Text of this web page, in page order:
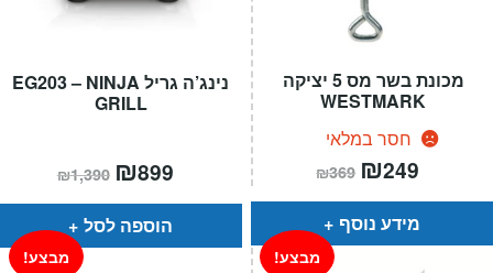
נינג’ה גריל EG203 – NINJA
GRILL
₪1,390 המחיר
המקורי
היה:
₪899
הוא:
הוספה לסל
מכונת בשר מס 5 יציקה
WESTMARK
חסר במלאי
₪369 המחיר
המקורי
היה:
₪369.
₪249
הוא:
מידע נוסף
מבצע! מבצע!